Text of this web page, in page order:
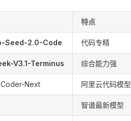
特点
Seed-2.0-Code 代码专精
V3.1-Terminus 综合能力强
Next 阿里云代码模型
智谱最新模型